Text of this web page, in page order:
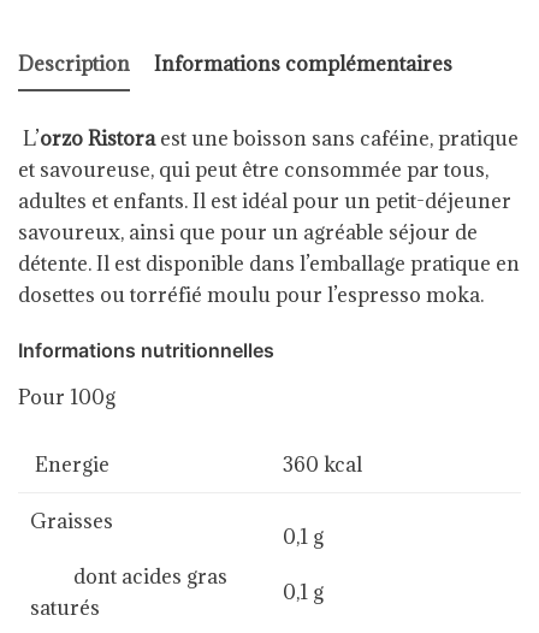
Description Informations complémentaires
L’orzo Ristoraest une boisson sans caféine, pratique
et savoureuse, qui peut être consommée par tous,
adultes et enfants. Il est idéal pour un petit-déjeuner
savoureux, ainsi que pour un agréable séjour de
détente. Il est disponible dans l’emballage pratique en
dosettes ou torréfié moulu pour l’espresso moka.
Informations nutritionnelles
Pour 100g
Energie 360 kcal
Graisses
dont acides gras
saturés
0,1 g
0,1 g